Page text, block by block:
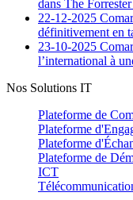
dans The
22-12-2025
définitivement en
23-10-2025
l’international à
Nos Solutions IT
Plateforme de
Plateforme
Plateforme
Plateforme de
ICT